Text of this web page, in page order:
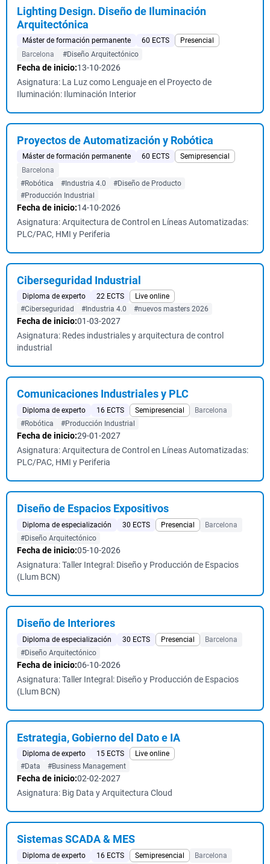
Lighting Design. Diseño de Iluminación
Arquitectónica
Máster de formación permanente 60 ECTS
Presencial
Barcelona
#Diseño Arquitectónico
Fecha de inicio:13-10-2026
Asignatura: La Luz como Lenguaje en el Proyecto de
Iluminación: Iluminación Interior
Proyectos de Automatización y Robótica
Máster de formación permanente 60 ECTS
Semipresencial
Barcelona
#Robótica
#Industria 4.0
#Diseño de Producto
#Producción Industrial
Fecha de inicio:14-10-2026
Asignatura: Arquitectura de Control en Líneas Automatizadas:
PLC/PAC, HMI y Periferia
Ciberseguridad Industrial
Diploma de experto 22 ECTS
Live online
#Ciberseguridad
#Industria 4.0 #nuevos masters 2026
Fecha de inicio:01-03-2027
Asignatura: Redes industriales y arquitectura de control
industrial
Comunicaciones Industriales y PLC
Diploma de experto 16 ECTS Semipresencial
Barcelona
#Robótica
#Producción Industrial
Fecha de inicio:29-01-2027
Asignatura: Arquitectura de Control en Líneas Automatizadas:
PLC/PAC, HMI y Periferia
Diseño de Espacios Expositivos
Diploma de especialización 30 ECTS Presencial
Barcelona
#Diseño Arquitectónico
Fecha de inicio:05-10-2026
Asignatura: Taller Integral: Diseño y Producción de Espacios
(Llum BCN)
Diseño de Interiores
Diploma de especialización 30 ECTS Presencial
Barcelona
#Diseño Arquitectónico
Fecha de inicio:06-10-2026
Asignatura: Taller Integral: Diseño y Producción de Espacios
(Llum BCN)
Estrategia, Gobierno del Dato e IA
Diploma de experto 15 ECTS
Live online
#Data
#Business Management
Fecha de inicio:02-02-2027
Asignatura: Big Data y Arquitectura Cloud
Sistemas SCADA & MES
Diploma de experto 16 ECTS Semipresencial Barcelona